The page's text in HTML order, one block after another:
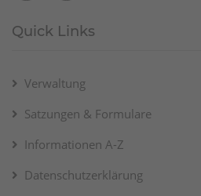
Quick Links
Verwaltung
Satzungen & Formulare
Informationen A-Z
Datenschutzerklärung